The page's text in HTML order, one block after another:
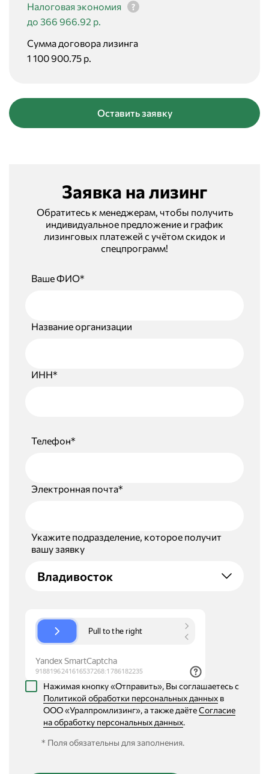
Налоговая экономия
до 366 966.92 р.
Сумма договора лизинга
1 100 900.75 р.
Оставить заявку
Заявка на лизинг
Обратитесь к менеджерам, чтобы получить
индивидуальное предложение и график
лизинговых платежей с учётом скидок и
спецпрограмм!
Ваше ФИО*
Название организации
ИНН*
Телефон*
Электронная почта*
Укажите подразделение, которое получит
вашу заявку
Владивосток
Нажимая кнопку «Отправить», Вы соглашаетесь с
Политикой обработки персональных данных
ООО «Уралпромлизинг», а также даётеСогласие
на обработку персональных данных.
* Поля обязательны для заполнения.